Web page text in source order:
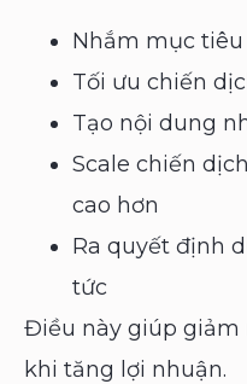
Nhắm mục
Tối ưu chiến
Tạo nội dung
Scale chiến
cao hơn
Ra quyết định
tức
Điều này giúp giảm
khi tăng lợi nhuận.